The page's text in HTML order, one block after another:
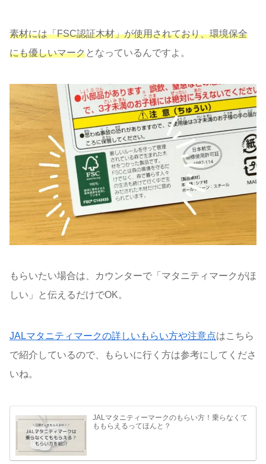
素材には「FSC認証木材」が使用されており、環境保全
にも優しいマークとなっているんですよ。
もらいたい場合は、カウンターで「マタニティマークがほ
しい」と伝えるだけでOK。
JALマタニティマークの詳しいもらい方や注意点はこちら
で紹介しているので、もらいに行く方は参考にしてくださ
いね。
JALマタニティーマークのもらい方！乗らなくて
ももらえるってほんと？